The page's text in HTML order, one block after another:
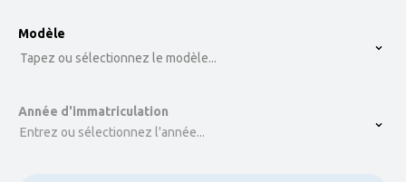
option , selected.
Modèle
Tapez ou sélectionnez le modèle...
Année d'immatriculation
Entrez ou sélectionnez l'année...